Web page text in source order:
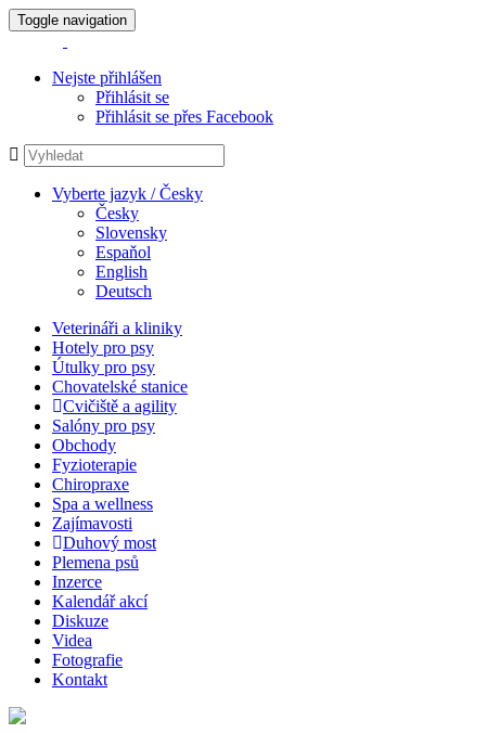
Toggle navigation
Nejste přihlášen
Přihlásit se
Přihlásit se přes Facebook
Vyberte jazyk / Česky
Česky
Slovensky
Espaňol
English
Deutsch
Veterináři a kliniky
Hotely pro psy
Útulky pro psy
Chovatelské stanice
Cvičiště a agility
Salóny pro psy
Obchody
Fyzioterapie
Chiropraxe
Spa a wellness
Zajímavosti
Duhový most
Plemena psů
Inzerce
Kalendář akcí
Diskuze
Videa
Fotografie
Kontakt